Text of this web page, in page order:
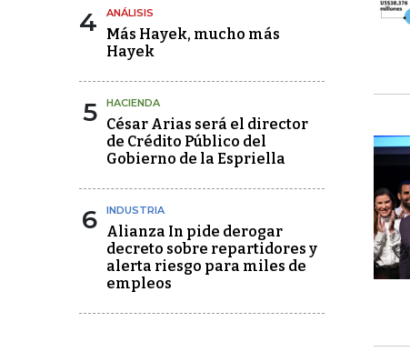
4 ANÁLISIS
Más Hayek, mucho más
Hayek
5 HACIENDA
César Arias será el director
de Crédito Público del
Gobierno de la Espriella
6 INDUSTRIA
Alianza In pide derogar
decreto sobre repartidores y
alerta riesgo para miles de
empleos